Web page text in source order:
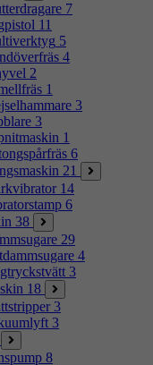
7
11
5
4
2
1
3
3
1
6
21
14
6
38
29
4
3
18
3
3
8